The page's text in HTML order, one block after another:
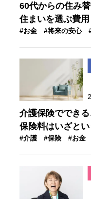
60代からの住み
住まいを選ぶ費用
#お金 #将来の安心
介護保険ででき
保険料はいざと
#介護 #保険 #お金